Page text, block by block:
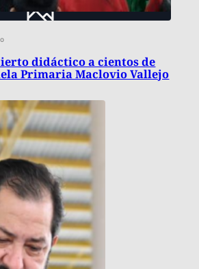
didáctico a cientos de
Primaria Maclovio Vallejo